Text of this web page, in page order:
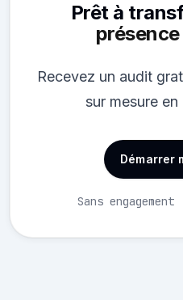
Prêt à
Recevez un audit
sur mesure
Démarrer
Sans engagement